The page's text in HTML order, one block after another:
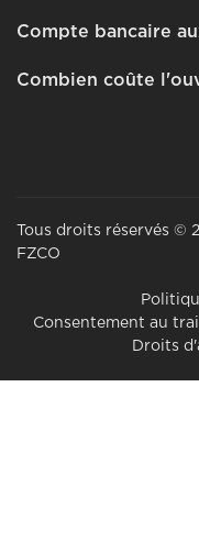
Compte bancaire
Combien coûte
Tous droits réservés ©
FZCO
Consentement au
Droits